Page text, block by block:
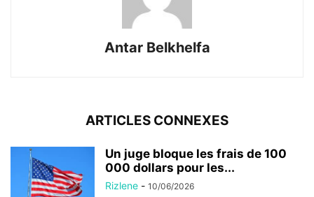
Antar Belkhelfa
ARTICLES CONNEXES
Un juge bloque les frais de 100
000 dollars pour les...
Rizlene - 10/06/2026